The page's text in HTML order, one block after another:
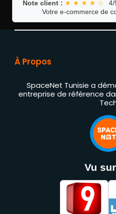
Note client : ★ ★ ★ ★ ☆
4/
Votre e-commerce de
À Propos
SpaceNet Tunisie a
entreprise de référence
Vu